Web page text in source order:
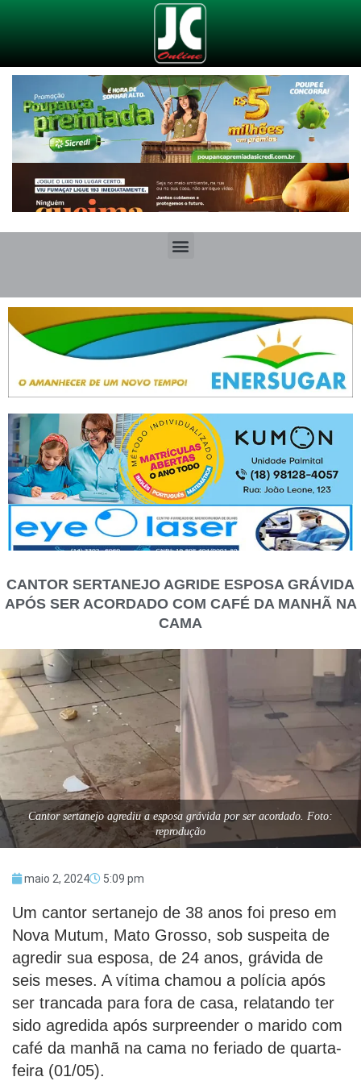
CANTOR SERTANEJO AGRIDE ESPOSA GRÁVIDA
APÓS SER ACORDADO COM CAFÉ DA MANHÃ NA
CAMA
Cantor sertanejo agrediu a esposa grávida por ser acordado. Foto:
reprodução
maio 2, 2024 5:09 pm
Um cantor sertanejo de 38 anos foi preso em
Nova Mutum, Mato Grosso, sob suspeita de
agredir sua esposa, de 24 anos, grávida de
seis meses. A vítima chamou a polícia após
ser trancada para fora de casa, relatando ter
sido agredida após surpreender o marido com
café da manhã na cama no feriado de quarta-
feira (01/05).